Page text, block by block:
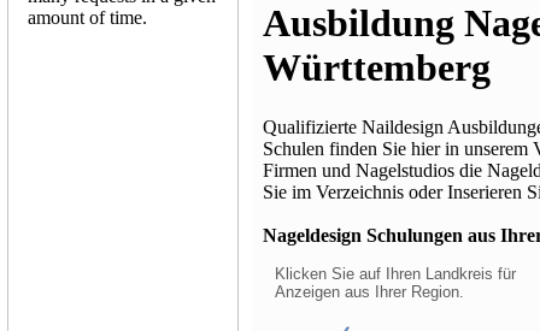
Ausbildung
Württemberg
Qualifizierte Naildesign
Schulen finden Sie hier in unserem
Firmen und Nagelstudios die
Sie im Verzeichnis oder Inserieren
Nageldesign Schulungen aus
Klicken Sie auf Ihren Landkreis für
Anzeigen aus Ihrer Region.